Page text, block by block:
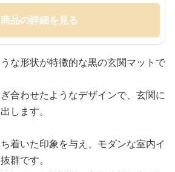
商品の詳細を見る
な形状が特徴的な黒の玄関マットで
合わせたようなデザインで、玄関に
します。
着いた印象を与え、モダンな室内イ
群です。